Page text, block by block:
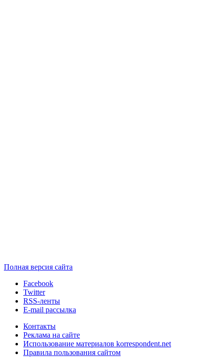
Полная версия сайта
Facebook
Twitter
RSS-ленты
E-mail рассылка
Контакты
Реклама на сайте
Использование материалов korrespondent.net
Правила пользования сайтом